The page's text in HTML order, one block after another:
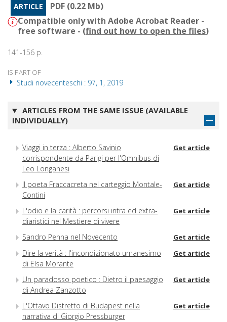
ARTICLE
PDF (0.22 Mb)
Compatible only with Adobe Acrobat Reader -
free software - (find out how to open the files)
141-156 p.
IS PART OF
Studi novecenteschi : 97, 1, 2019
ARTICLES FROM THE SAME ISSUE (AVAILABLE
INDIVIDUALLY)
Viaggi in terza : Alberto Savinio
corrispondente da Parigi per l'Omnibus di
Leo Longanesi
Get article
Il poeta Fraccacreta nel carteggio Montale-
Contini
Get article
L'odio e la carità : percorsi intra ed extra-
diaristici nel Mestiere di vivere
Get article
Sandro Penna nel Novecento Get article
Dire la verità : l'incondizionato umanesimo
di Elsa Morante
Get article
Un paradosso poetico : Dietro il paesaggio
di Andrea Zanzotto
Get article
L'Ottavo Distretto di Budapest nella
narrativa di Giorgio Pressburger
Get article